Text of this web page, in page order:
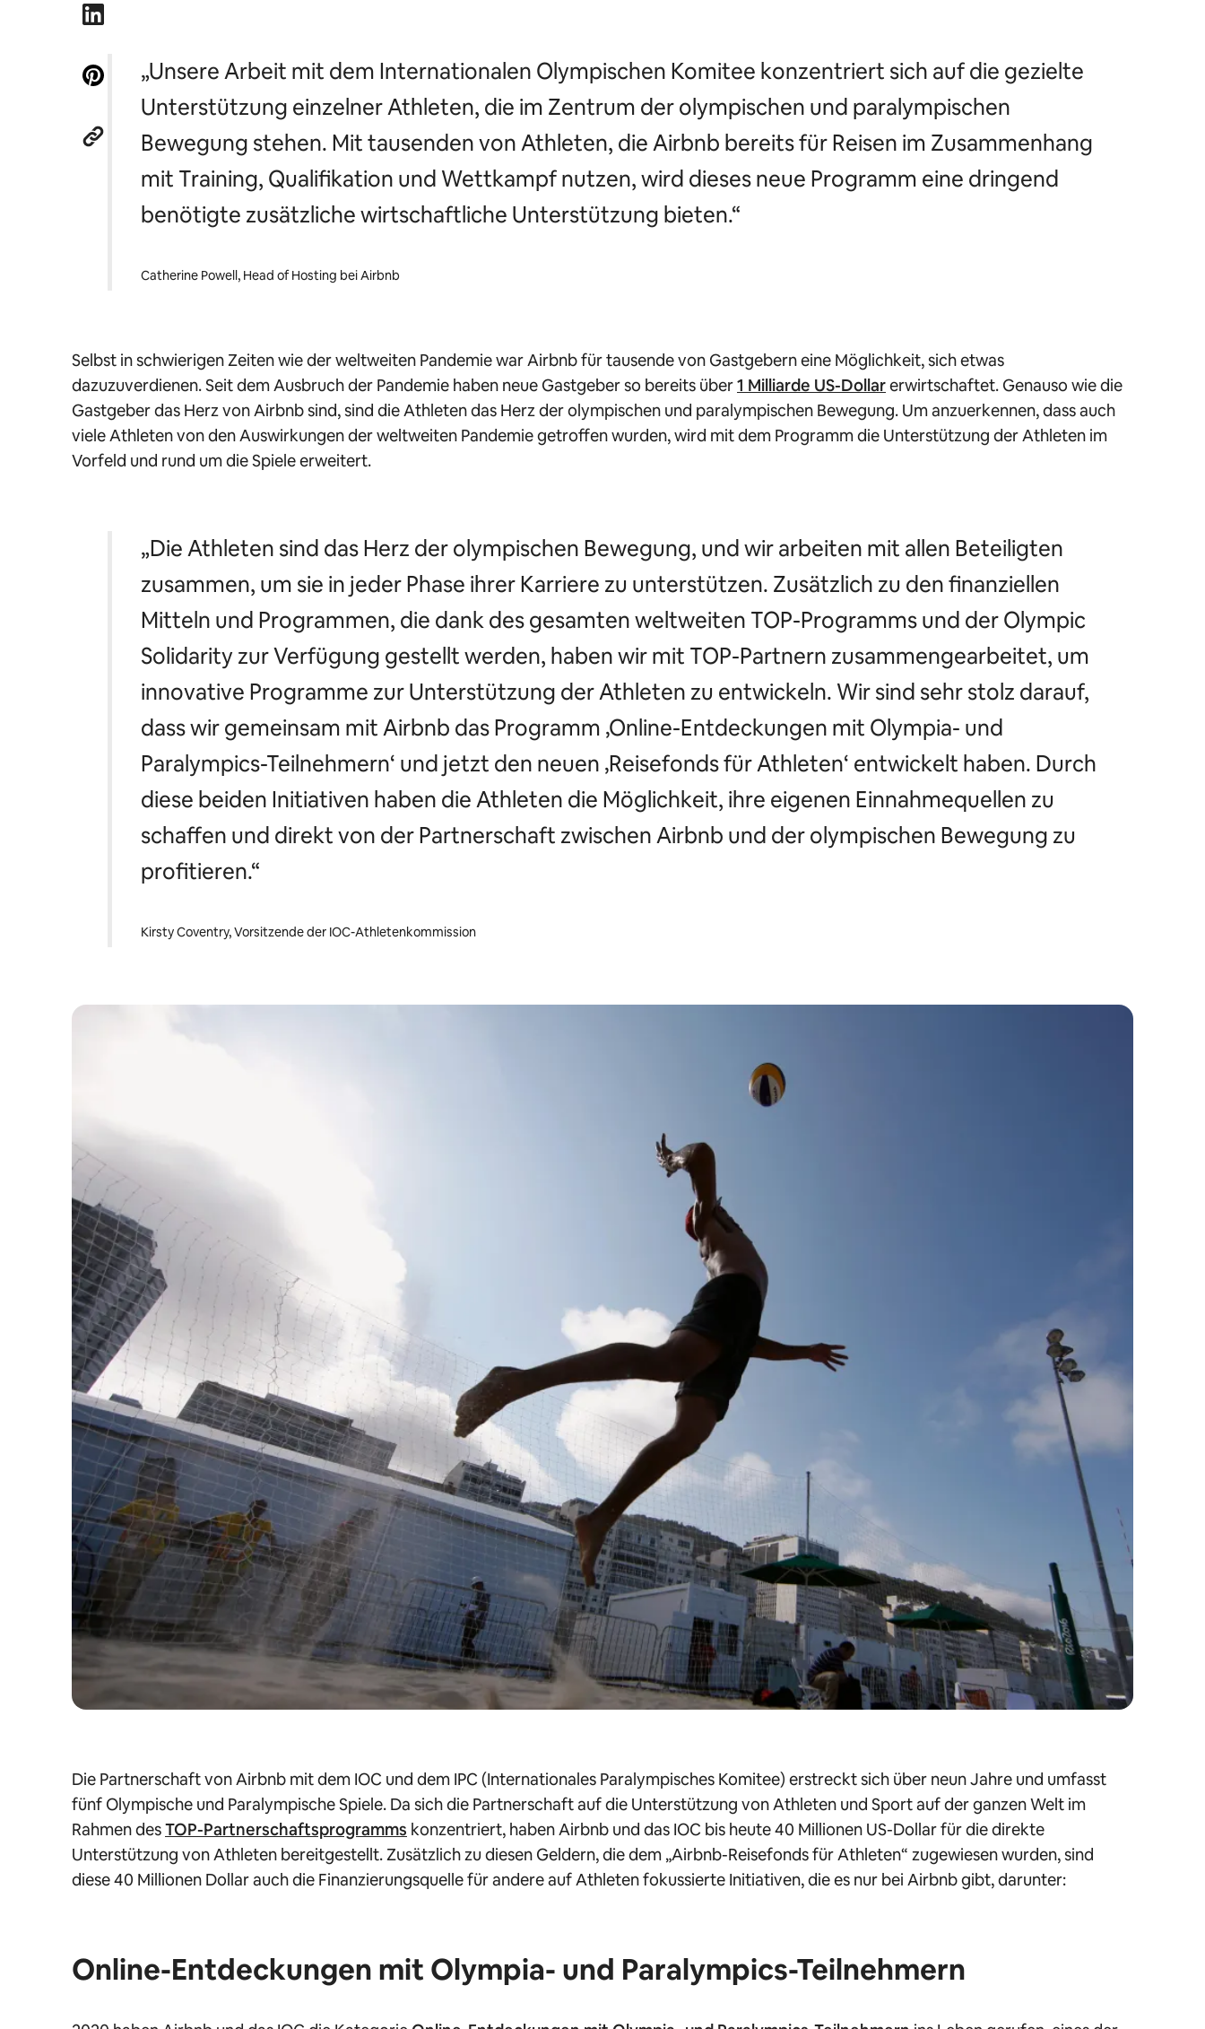
„Unsere Arbeit mit dem Internationalen Olympischen Komitee konzentriert sich auf die gezielte
Unterstützung einzelner Athleten, die im Zentrum der olympischen und paralympischen
Bewegung stehen. Mit tausenden von Athleten, die Airbnb bereits für Reisen im Zusammenhang
mit Training, Qualifikation und Wettkampf nutzen, wird dieses neue Programm eine dringend
benötigte zusätzliche wirtschaftliche Unterstützung bieten.“
Catherine Powell, Head of Hosting bei Airbnb
Selbst in schwierigen Zeiten wie der weltweiten Pandemie war Airbnb für tausende von Gastgebern eine Möglichkeit, sich etwas
dazuzuverdienen. Seit dem Ausbruch der Pandemie haben neue Gastgeber so bereits über1 Milliarde US-Dollarerwirtschaftet. Genauso wie die
Gastgeber das Herz von Airbnb sind, sind die Athleten das Herz der olympischen und paralympischen Bewegung. Um anzuerkennen, dass auch
viele Athleten von den Auswirkungen der weltweiten Pandemie getroffen wurden, wird mit dem Programm die Unterstützung der Athleten im
Vorfeld und rund um die Spiele erweitert.
„Die Athleten sind das Herz der olympischen Bewegung, und wir arbeiten mit allen Beteiligten
zusammen, um sie in jeder Phase ihrer Karriere zu unterstützen. Zusätzlich zu den finanziellen
Mitteln und Programmen, die dank des gesamten weltweiten TOP-Programms und der Olympic
Solidarity zur Verfügung gestellt werden, haben wir mit TOP-Partnern zusammengearbeitet, um
innovative Programme zur Unterstützung der Athleten zu entwickeln. Wir sind sehr stolz darauf,
dass wir gemeinsam mit Airbnb das Programm ‚Online-Entdeckungen mit Olympia- und
Paralympics-Teilnehmern‘ und jetzt den neuen ‚Reisefonds für Athleten‘ entwickelt haben. Durch
diese beiden Initiativen haben die Athleten die Möglichkeit, ihre eigenen Einnahmequellen zu
schaffen und direkt von der Partnerschaft zwischen Airbnb und der olympischen Bewegung zu
profitieren.“
Kirsty Coventry, Vorsitzende der IOC-Athletenkommission
Die Partnerschaft von Airbnb mit dem IOC und dem IPC (Internationales Paralympisches Komitee) erstreckt sich über neun Jahre und umfasst
fünf Olympische und Paralympische Spiele. Da sich die Partnerschaft auf die Unterstützung von Athleten und Sport auf der ganzen Welt im
Rahmen desTOP-Partnerschaftsprogramms konzentriert, haben Airbnb und das IOC bis heute 40 Millionen US-Dollar für die direkte
Unterstützung von Athleten bereitgestellt. Zusätzlich zu diesen Geldern, die dem „Airbnb-Reisefonds für Athleten“ zugewiesen wurden, sind
diese 40 Millionen Dollar auch die Finanzierungsquelle für andere auf Athleten fokussierte Initiativen, die es nur bei Airbnb gibt, darunter:
Online-Entdeckungen mit Olympia- und Paralympics-Teilnehmern